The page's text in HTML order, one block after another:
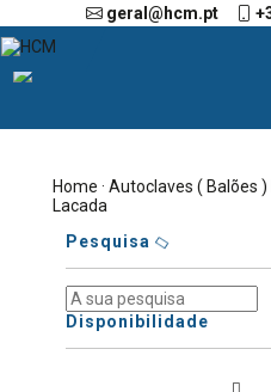
geral@hcm.pt
Home ·Autoclaves ( Balões
Lacada
Pesquisa
Disponibilidade